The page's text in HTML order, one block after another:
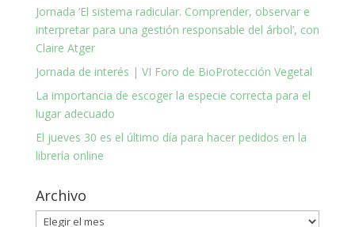
Jornada ‘El sistema radicular. Comprender, observar e
interpretar para una gestión responsable del árbol’, con
Claire Atger
Jornada de interés | VI Foro de BioProtección Vegetal
La importancia de escoger la especie correcta para el
lugar adecuado
El jueves 30 es el último día para hacer pedidos en la
librería online
Archivo
Archivo